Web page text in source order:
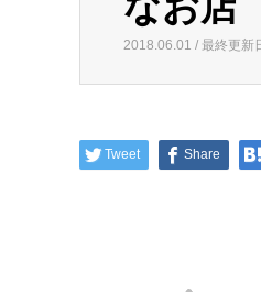
2018.06.01 / 最終更新
Tweet Share